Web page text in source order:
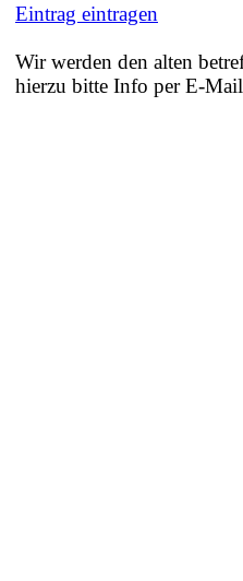
Eintrag eintragen
Wir werden den alten
hierzu bitte Info per E-